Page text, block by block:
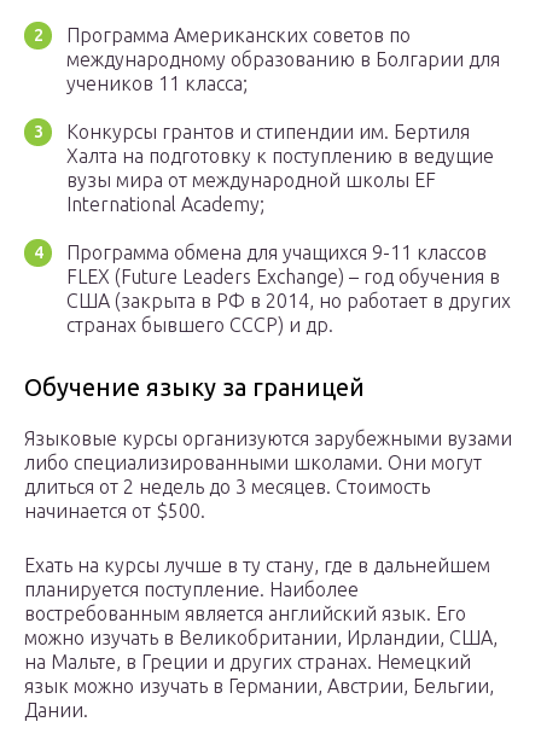
Программа Американских советов по
международному образованию в Болгарии для
учеников 11 класса;
Конкурсы грантов и стипендии им. Бертиля
Халта на подготовку к поступлению в ведущие
вузы мира от международной школы EF
International Academy;
Программа обмена для учащихся 9-11 классов
FLEX (Future Leaders Exchange) – год обучения в
США (закрыта в РФ в 2014, но работает в других
странах бывшего СССР) и др.
Обучение языку за границей
Языковые курсы организуются зарубежными вузами
либо специализированными школами. Они могут
длиться от 2 недель до 3 месяцев. Стоимость
начинается от $500.
Ехать на курсы лучше в ту стану, где в дальнейшем
планируется поступление. Наиболее
востребованным является английский язык. Его
можно изучать в Великобритании, Ирландии, США,
на Мальте, в Греции и других странах. Немецкий
язык можно изучать в Германии, Австрии, Бельгии,
Дании.